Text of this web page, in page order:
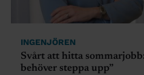
INGENJÖREN
Svårt att hitta
behöver steppa upp”